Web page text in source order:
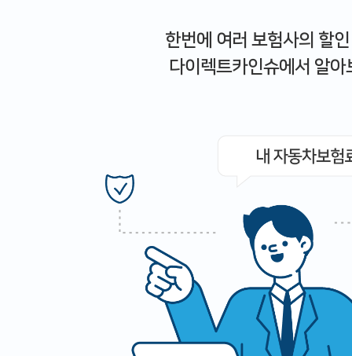
한번에 여러 보험사의 할
다이렉트카인슈에서 알아